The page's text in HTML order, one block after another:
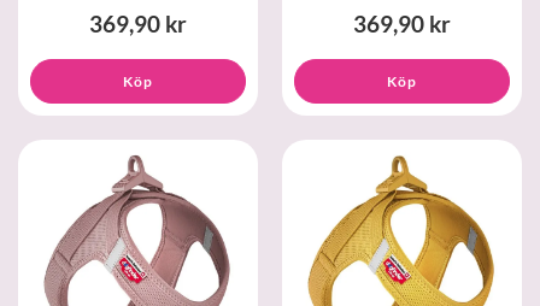
369,90 kr
Köp
369,90 kr
Köp